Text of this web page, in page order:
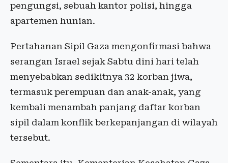
pengungsi, sebuah kantor polisi, hingga
apartemen hunian.
Pertahanan Sipil Gaza mengonfirmasi bahwa
serangan Israel sejak Sabtu dini hari telah
menyebabkan sedikitnya 32 korban jiwa,
termasuk perempuan dan anak-anak, yang
kembali menambah panjang daftar korban
sipil dalam konflik berkepanjangan di wilayah
tersebut.